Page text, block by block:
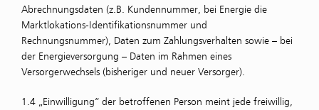
Abrechnungsdaten (z.B. Kundennummer, bei Energie die
Marktlokations-Identifikationsnummer und
Rechnungsnummer), Daten zum Zahlungsverhalten sowie – bei
der Energieversorgung – Daten im Rahmen eines
Versorgerwechsels (bisheriger und neuer Versorger).
1.4 „Einwilligung“ der betroffenen Person meint jede freiwillig,